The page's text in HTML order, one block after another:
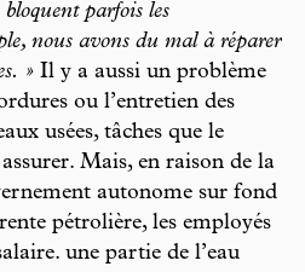
parfois les
nous avons du mal à réparer
» Il y a aussi un problème
ou l’entretien des
usées, tâches que le
Mais, en raison de la
autonome sur fond
pétrolière, les employés
une partie de l’eau